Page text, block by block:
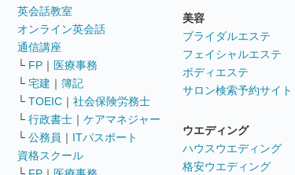
英会話教室
オンライン英会話
通信講座
└ FP ｜ 医療事務
└ 宅建 ｜ 簿記
└ TOEIC ｜ 社会保険労務士
└ 行政書士 ｜ ケアマネジャー
└ 公務員 ｜ ITパスポート
資格スクール
美容
ブライダルエステ
フェイシャルエステ
ボディエステ
サロン検索予約サイト
ウエディング
ハウスウエディング
格安ウエディング